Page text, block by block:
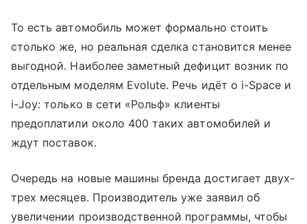
То есть автомобиль может формально стоить
столько же, но реальная сделка становится менее
выгодной. Наиболее заметный дефицит возник по
отдельным моделям Evolute. Речь идёт о i-Space и
i-Joy: только в сети «Рольф» клиенты
предоплатили около 400 таких автомобилей и
ждут поставок.
Очередь на новые машины бренда достигает двух-
трех месяцев. Производитель уже заявил об
увеличении производственной программы, чтобы